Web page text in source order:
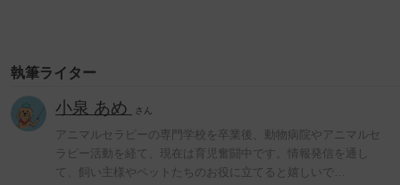
執筆ライター
小泉 あめ さん
アニマルセラピーの専門学校を卒業後、動物病院やアニマルセ
ラピー活動を経て、現在は育児奮闘中です。情報発信を通し
て、飼い主様やペットたちのお役に立てると嬉しいで…